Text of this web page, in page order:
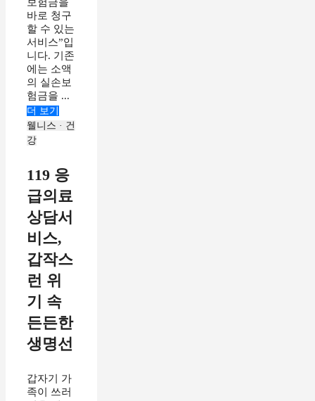
바로 청구
할 수 있는
서비스”입
니다. 기존
에는 소액
의 실손보
험금을 ...
더 보기
웰니스 · 건
강
119 응
급의료
상담서
비스,
갑작스
런 위
기 속
든든한
생명선
갑자기 가
족이 쓰러